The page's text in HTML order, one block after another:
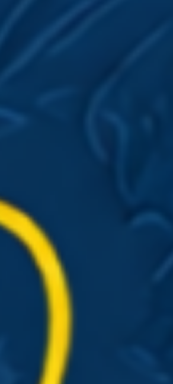
REDES SOCIALES
proponerte 9 de las más
de Navidad para redes
vas a diferenciarte, a conectar y
en el rostro de tu audiencia. ¿El
comunidad fidelizada y más
conversiones.